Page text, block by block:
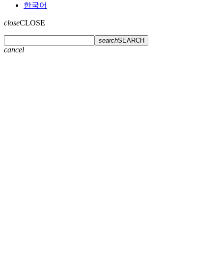
한국어
closeCLOSE
searchSEARCH
cancel